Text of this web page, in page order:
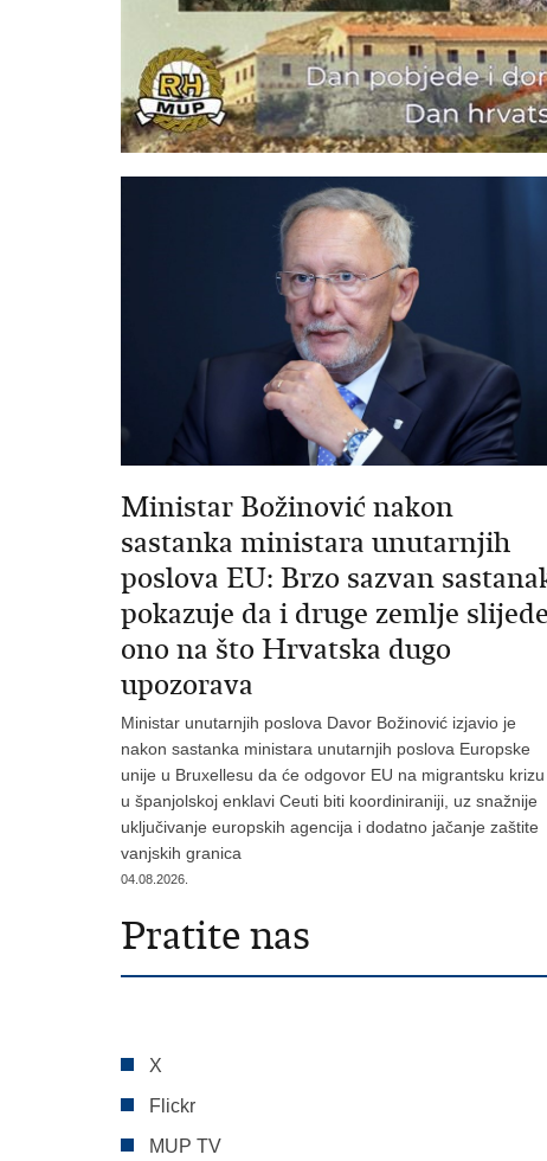
Ministar Božinović nakon
sastanka ministara unutarnjih
poslova EU: Brzo sazvan
pokazuje da i druge zemlje slijede
ono na što Hrvatska dugo
upozorava
Ministar unutarnjih poslova Davor Božinović izjavio je
nakon sastanka ministara unutarnjih poslova Europske
unije u Bruxellesu da će odgovor EU na migrantsku krizu
u španjolskoj enklavi Ceuti biti koordiniraniji, uz snažnije
uključivanje europskih agencija i dodatno jačanje zaštite
vanjskih granica
04.08.2026.
Pratite nas
X
Flickr
MUP TV